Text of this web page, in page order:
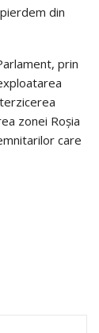
din
prin
zonei Roşia
care